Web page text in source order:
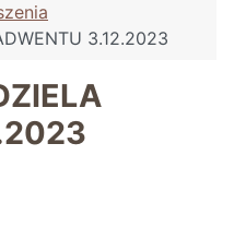
3.12.2023